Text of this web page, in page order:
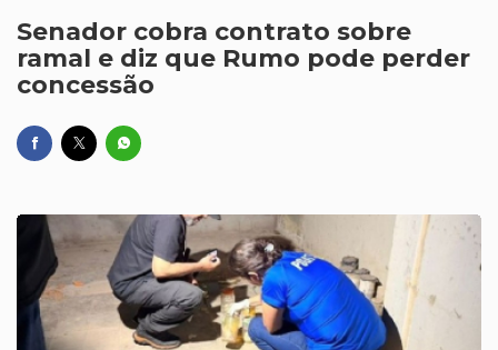
Senador cobra contrato sobre
ramal e diz que Rumo pode perder
concessão